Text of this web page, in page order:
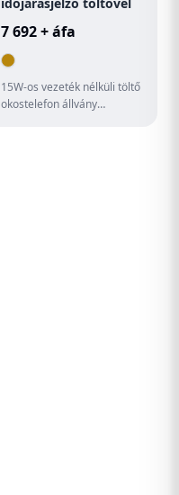
7 692 + áfa
15W-os vezeték nélküli töltő
okostelefon állvány